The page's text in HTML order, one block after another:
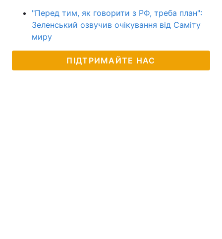
"Перед тим, як говорити з РФ, треба план":
Зеленський озвучив очікування від Саміту
миру
ПІДТРИМАЙТЕ НАС